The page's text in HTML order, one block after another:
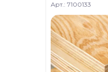
Арт.: 7100133